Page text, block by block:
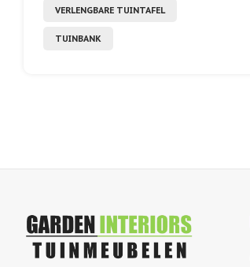
VERLENGBARE TUINTAFEL
TUINBANK